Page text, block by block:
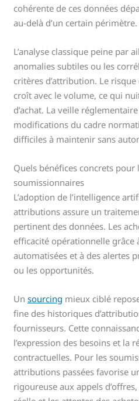
cohérente de ces données
au-delà d’un certain périmètre.
L’analyse classique peine par
anomalies subtiles ou les
critères d’attribution. Le
croît avec le volume, ce qui
d’achat. La veille
modifications du cadre
difficiles à maintenir sans
Quels bénéfices concrets pour
soumissionnaires
L’adoption de l’intelligence
attributions assure un
pertinent des données. Les
efficacité opérationnelle grâce
automatisées et à des alertes
ou les opportunités.
Unsourcing mieux ciblé
fine des historiques
fournisseurs. Cette
l’expression des besoins et la
contractuelles. Pour les
attributions passées favorise
rigoureuse aux appels